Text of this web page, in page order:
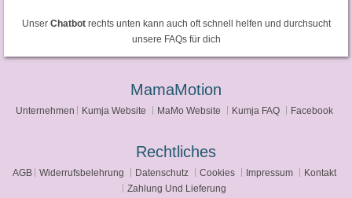
Unser Chatbotrechts unten kann auch oft schnell helfen und durchsucht
unsere FAQs für dich
MamaMotion
Unternehmen Kumja Website MaMo Website Kumja FAQ Facebook
Rechtliches
AGB Widerrufsbelehrung Datenschutz Cookies Impressum
Kontakt
Zahlung Und Lieferung